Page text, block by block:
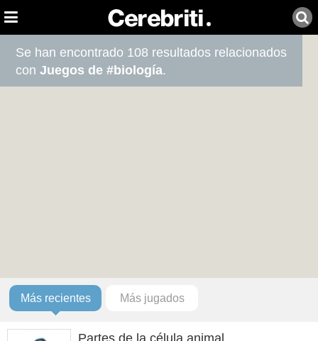
Se han encontrado 108 resultados relacionados
conJuegos de #biología.
Más recientes Más jugados
Partes de la célula animal